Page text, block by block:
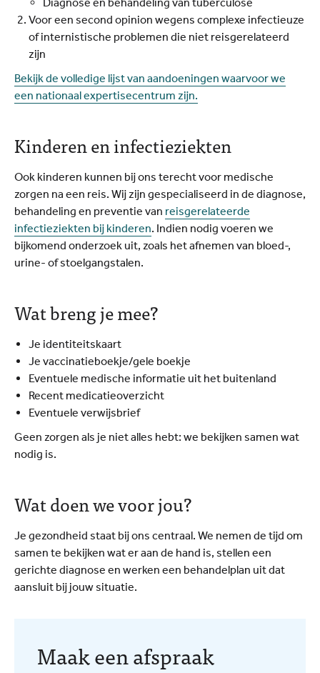
Voor een second opinion wegens complexe infectieuze
of internistische problemen die niet reisgerelateerd
zijn
Bekijk de volledige lijst van aandoeningen waarvoor we
een nationaal expertisecentrum zijn.
Kinderen en infectieziekten
Ook kinderen kunnen bij ons terecht voor medische
zorgen na een reis. Wij zijn gespecialiseerd in de diagnose,
behandeling en preventie van reisgerelateerde
infectieziekten bij kinderen. Indien nodig voeren we
bijkomend onderzoek uit, zoals het afnemen van bloed-,
urine- of stoelgangstalen.
Wat breng je mee?
Je identiteitskaart
Je vaccinatieboekje/gele boekje
Eventuele medische informatie uit het buitenland
Recent medicatieoverzicht
Eventuele verwijsbrief
Geen zorgen als je niet alles hebt: we bekijken samen wat
nodig is.
Wat doen we voor jou?
Je gezondheid staat bij ons centraal. We nemen de tijd om
samen te bekijken wat er aan de hand is, stellen een
gerichte diagnose en werken een behandelplan uit dat
aansluit bij jouw situatie.
Maak een afspraak